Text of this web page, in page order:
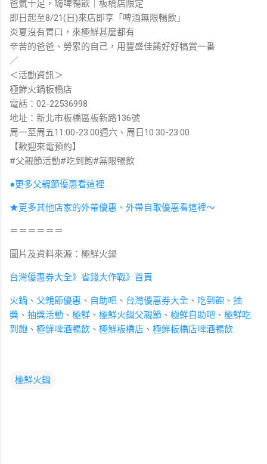
爸氣十足，嗨啤暢飲｜板橋店限定
即日起至8/21(日)來店即享「啤酒無限暢飲」
炎夏沒有胃口，來極鮮甚麼都有
辛苦的爸爸、勞累的自己，用豐盛佳餚好好犒賞一番
／
＜活動資訊＞
極鮮火鍋板橋店
電話：02-22536998
地址：新北市板橋區板新路136號
周一至周五11:00-23:00週六、周日10:30-23:00
【歡迎來電預約】
#父親節活動#吃到飽#無限暢飲
●更多父親節優惠看這裡
★更多其他店家的外帶優惠、外帶自取優惠看這裡～
＝＝＝＝＝＝
圖片及資料來源：極鮮火鍋
台灣優惠券大全》省錢大作戰》首頁
火鍋 、 父親節優惠 、 自助吧 、 台灣優惠券大全 、 吃到飽 、 抽
獎 、 抽獎活動 、 極鮮 、 極鮮火鍋父親節 、 極鮮自助吧 、 極鮮吃
到飽 、 極鮮啤酒暢飲 、 極鮮板橋店 、 極鮮板橋店啤酒暢飲
極鮮火鍋